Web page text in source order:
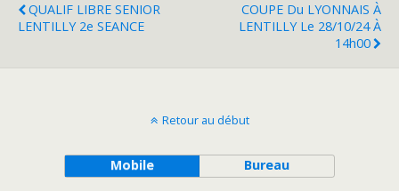
QUALIF LIBRE SENIOR
LENTILLY 2e SEANCE
COUPE Du LYONNAIS À
LENTILLY Le 28/10/24 À
14h00
Retour au début
Mobile Bureau